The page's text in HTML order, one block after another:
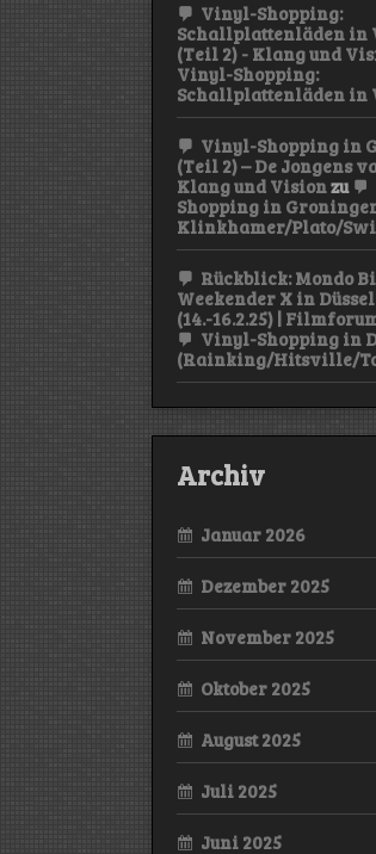
Vinyl-Shopping:
Schallplattenläden in
(Teil 2) - Klang und
Vinyl-Shopping:
Schallplattenläden in
Vinyl-Shopping in
(Teil 2) – De Jongens
Klang und Visionzu
Shopping in
Klinkhamer/Plato/
Rückblick: Mondo
Weekender X in
(14.-16.2.25) |
Vinyl-Shopping in
(Rainking/Hitsville/
Archiv
Januar 2026
Dezember 2025
November 2025
Oktober 2025
August 2025
Juli 2025
Juni 2025